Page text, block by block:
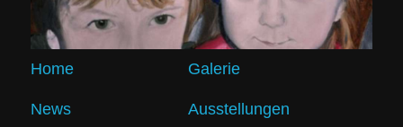
Home Galerie
News Ausstellungen